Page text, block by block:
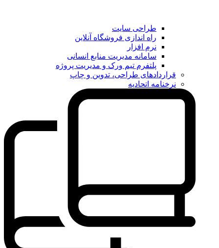
طراحی سایت
راه اندازی فروشگاه آنلاین
نرم افزار
سامانه مدیریت منابع انسانی
پلتفرم تیم ورک و مدیریت پروژه
قراردادهای طراحی، تدوین و چاپ
نرخنامه اتحادیه